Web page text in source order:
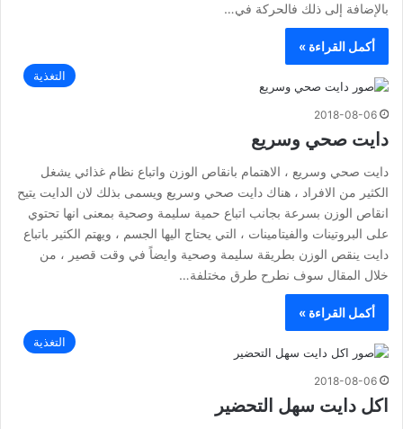
بالإضافة إلى ذلك فالحركة في…
أكمل القراءة »
التغذية
2018-08-06
دايت صحي وسريع
دايت صحي وسريع ، الاهتمام بانقاص الوزن واتباع نظام غذائي يشغل
الكثير من الافراد ، هناك دايت صحي وسريع ويسمى بذلك لان الدايت يتيح
انقاص الوزن بسرعة بجانب اتباع حمية سليمة وصحية بمعنى انها تحتوي
على البروتينات والفيتامينات ، التي يحتاج اليها الجسم ، ويهتم الكثير باتباع
دايت ينقص الوزن بطريقة سليمة وصحية وايضاً في وقت قصير ، من
خلال المقال سوف نطرح طرق مختلفة…
أكمل القراءة »
التغذية
2018-08-06
اكل دايت سهل التحضير